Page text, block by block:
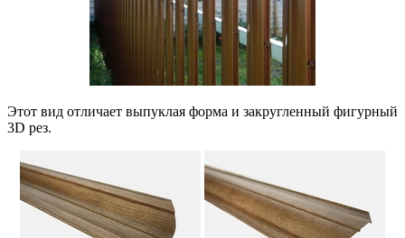
Этот вид отличает выпуклая форма и закругленный фигурный
3D рез.